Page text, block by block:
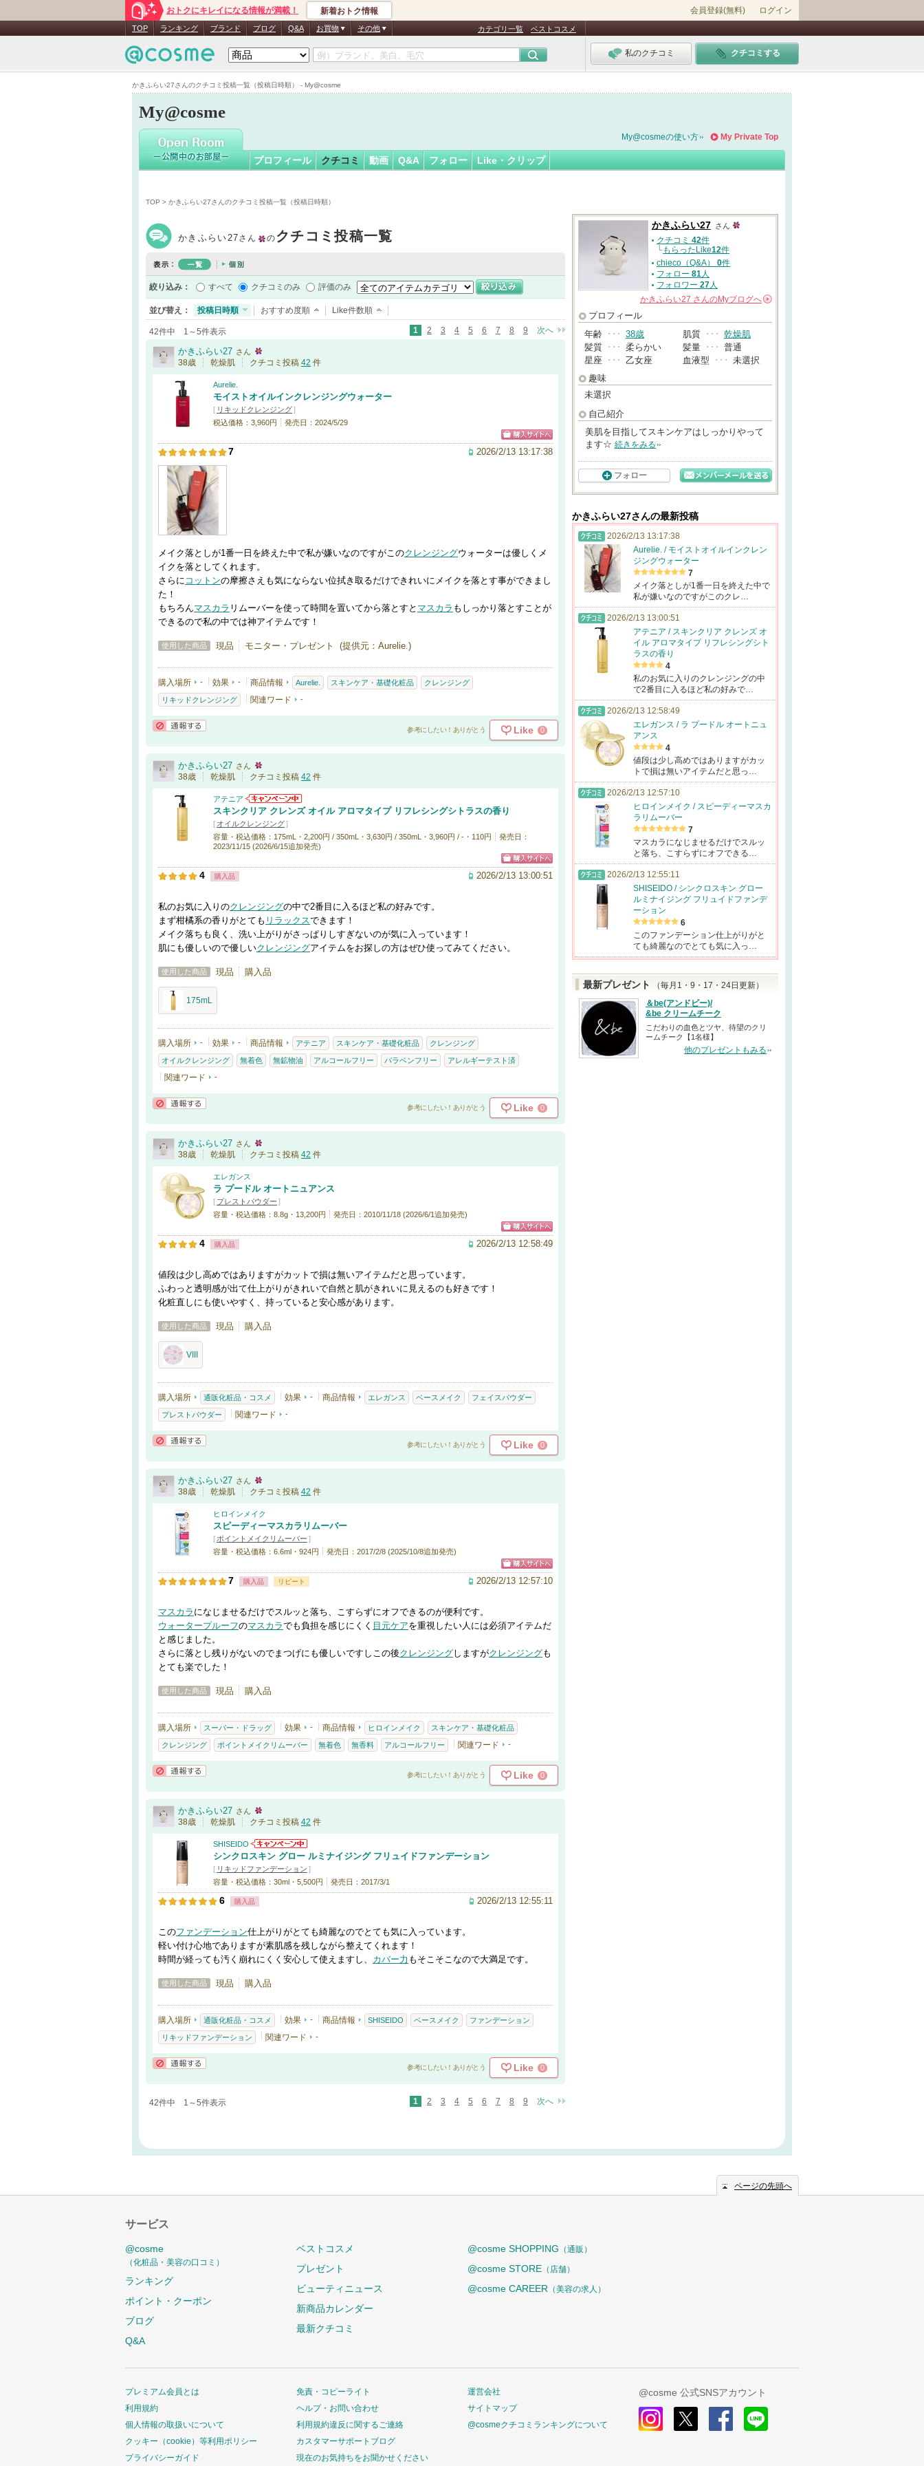
かきふらい27さんのクチコミ投稿一覧（投稿日時順） - My@cosme
おトクにキレイになる情報が満載！ 新着おトク情報 会員登録(無料) ログイン
TOP ランキング ブランド ブログ Q&A お買物 その他 カテゴリ一覧 ベストコスメ
私のクチコミ クチコミする
My@cosme
かきふらい27さん
My Private Top
My@cosmeの使い方
プロフィール クチコミ 動画 Q&A フォロー Like・クリップ
TOP > かきふらい27さんのクチコミ投稿一覧（投稿日時順）
かきふらい27さん のクチコミ投稿一覧
絞り込み： すべて クチコミのみ 評価のみ
並び替え： 投稿日時順 おすすめ度順 Like件数順
42件中 1～5件表示 1 2 3 4 5 6 7 8 9 次へ
かきふらい27 さん
38歳 乾燥肌 クチコミ投稿 42 件
Aurelie.
モイストオイルインクレンジングウォーター
[ リキッドクレンジング]
税込価格：3,960円
発売日：2024/5/29
7 2026/2/13 13:17:38
メイク落としが1番一日を終えた中で私が嫌いなのですがこのクレンジングウォーターは優しくメ
イクを落としてくれます。
さらに コットンの摩擦さえも気にならない位拭き取るだけできれいにメイクを落とす事ができまし
た！
もちろんマスカラ リムーバーを使って時間を置いてから落とすと マスカラ もしっかり落とすことが
できるので私の中では神アイテムです！
使用した商品 現品 モニター・プレゼント (提供元：Aurelie.)
購入場所 - 効果 - 商品情報 Aurelie. スキンケア・基礎化粧品 クレンジング
リキッドクレンジング 関連ワード -
参考にしたい！ありがとう Like 0
かきふらい27 さん
38歳 乾燥肌 クチコミ投稿 42 件
アテニア
スキンクリア クレンズ オイル アロマタイプ リフレシングシトラスの香り
[ オイルクレンジング]
容量・税込価格：175mL・2,200円 / 350mL・3,630円 / 350mL・3,960円 / -・110円
発売日：
2023/11/15 (2026/6/15追加発売)
4 購入品 2026/2/13 13:00:51
私のお気に入りのクレンジングの中で2番目に入るほど私の好みです。
まず柑橘系の香りがとても リラックスできます！
メイク落ちも良く、洗い上がりがさっぱりしすぎないのが気に入っています！
肌にも優しいので優しいクレンジングアイテムをお探しの方はぜひ使ってみてください。
使用した商品 現品 購入品
175mL
購入場所 - 効果 - 商品情報 アテニア スキンケア・基礎化粧品 クレンジング
オイルクレンジング 無着色 無鉱物油 アルコールフリー パラベンフリー アレルギーテスト済
関連ワード -
参考にしたい！ありがとう Like 0
かきふらい27 さん
38歳 乾燥肌 クチコミ投稿 42 件
エレガンス
ラ プードル オートニュアンス
[ プレストパウダー ]
容量・税込価格：8.8g・13,200円
発売日：2010/11/18 (2026/6/1追加発売)
4 購入品 2026/2/13 12:58:49
値段は少し高めではありますがカットで損は無いアイテムだと思っています。
ふわっと透明感が出て仕上がりがきれいで自然と肌がきれいに見えるのも好きです！
化粧直しにも使いやすく、持っていると安心感があります。
使用した商品 現品 購入品
VIII
購入場所 通販化粧品・コスメ 効果 - 商品情報 エレガンス ベースメイク フェイスパウダー
プレストパウダー 関連ワード -
参考にしたい！ありがとう Like 0
かきふらい27 さん
38歳 乾燥肌 クチコミ投稿 42 件
ヒロインメイク
スピーディーマスカラリムーバー
[ ポイントメイクリムーバー ]
容量・税込価格：6.6ml・924円
発売日：2017/2/8 (2025/10/8追加発売)
7 購入品 リピート 2026/2/13 12:57:10
マスカラ になじませるだけでスルッと落ち、こすらずにオフできるのが便利です。
ウォータープルーフのマスカラでも負担を感じにくく 目元ケアを重視したい人には必須アイテムだ
と感じました。
さらに落とし残りがないのでまつげにも優しいですしこの後クレンジングしますがクレンジングも
とても楽でした！
使用した商品 現品 購入品
購入場所 スーパー・ドラッグ 効果 - 商品情報 ヒロインメイク スキンケア・基礎化粧品
クレンジング ポイントメイクリムーバー 無着色 無香料 アルコールフリー 関連ワード -
参考にしたい！ありがとう Like 0
かきふらい27 さん
38歳 乾燥肌 クチコミ投稿 42 件
SHISEIDO
シンクロスキン グロー ルミナイジング フリュイドファンデーション
[ リキッドファンデーション ]
容量・税込価格：30ml・5,500円
発売日：2017/3/1
6 購入品 2026/2/13 12:55:11
このファンデーション仕上がりがとても綺麗なのでとても気に入っています。
軽い付け心地でありますが素肌感を残しながら整えてくれます！
時間が経っても汚く崩れにくく安心して使えますし、 カバー力 もそこそこなので大満足です。
使用した商品 現品 購入品
購入場所 通販化粧品・コスメ 効果 - 商品情報 SHISEIDO ベースメイク ファンデーション
リキッドファンデーション 関連ワード -
参考にしたい！ありがとう Like 0
42件中 1～5件表示 1 2 3 4 5 6 7 8 9 次へ
かきふらい27 さん
クチコミ 42件
└もらったLike12件
chieco（Q&A） 0件
フォロー 81人
フォロワー 27人
かきふらい27 さんのMyブログへ
プロフィール
年齢 ･･･ 38歳 肌質 ･･･ 乾燥肌
髪質 ･･･ 柔らかい 髪量 ･･･ 普通
星座 ･･･ 乙女座 血液型 ･･･ 未選択
趣味
未選択
自己紹介
美肌を目指してスキンケアはしっかりやって
ます☆ 続きをみる
フォロー
かきふらい27さんの最新投稿
2026/2/13 13:17:38
Aurelie. / モイストオイルインクレン
ジングウォーター
7
メイク落としが1番一日を終えた中で
私が嫌いなのですがこのクレ…
2026/2/13 13:00:51
アテニア / スキンクリア クレンズ オ
イル アロマタイプ リフレシングシト
ラスの香り
4
私のお気に入りのクレンジングの中
で2番目に入るほど私の好みで…
2026/2/13 12:58:49
エレガンス / ラ プードル オートニュ
アンス
4
値段は少し高めではありますがカッ
トで損は無いアイテムだと思っ…
2026/2/13 12:57:10
ヒロインメイク / スピーディーマスカ
ラリムーバー
7
マスカラになじませるだけでスルッ
と落ち、こすらずにオフできる…
2026/2/13 12:55:11
SHISEIDO / シンクロスキン グロー
ルミナイジング フリュイドファンデ
ーション
6
このファンデーション仕上がりがと
ても綺麗なのでとても気に入っ…
最新プレゼント
（毎月1・9・17・24日更新）
＆be(アンドビー)/
&be クリームチーク
こだわりの血色とツヤ、待望のクリ
ームチーク【1名様】
他のプレゼントもみる
ページの先頭へ
サービス
@cosme
（化粧品・美容の口コミ）
ランキング
ポイント・クーポン
ブログ
Q&A
ベストコスメ
プレゼント
ビューティニュース
新商品カレンダー
最新クチコミ
@cosme SHOPPING （通販）
@cosme STORE （店舗）
@cosme CAREER （美容の求人）
プレミアム会員とは
利用規約
個人情報の取扱いについて
クッキー（cookie）等利用ポリシー
プライバシーガイド
免責・コピーライト
ヘルプ・お問い合わせ
利用規約違反に関するご連絡
カスタマーサポートブログ
現在のお気持ちをお聞かせください
運営会社
サイトマップ
@cosmeクチコミランキングについて
@cosme 公式SNSアカウント